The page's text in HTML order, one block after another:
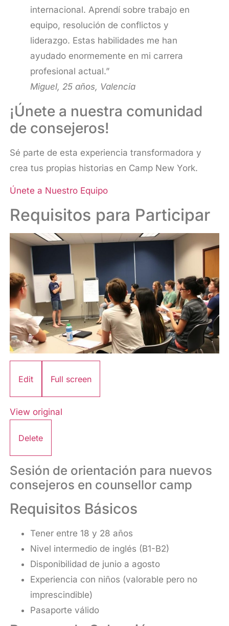
internacional. Aprendí sobre trabajo en
equipo, resolución de conflictos y
liderazgo. Estas habilidades me han
ayudado enormemente en mi carrera
profesional actual.”
Miguel, 25 años, Valencia
¡Únete a nuestra comunidad
de consejeros!
Sé parte de esta experiencia transformadora y
crea tus propias historias en Camp New York.
Únete a Nuestro Equipo
Requisitos para Participar
Edit Full screen
View original
Delete
Sesión de orientación para nuevos
consejeros en counsellor camp
Requisitos Básicos
Tener entre 18 y 28 años
Nivel intermedio de inglés (B1-B2)
Disponibilidad de junio a agosto
Experiencia con niños (valorable pero no
imprescindible)
Pasaporte válido